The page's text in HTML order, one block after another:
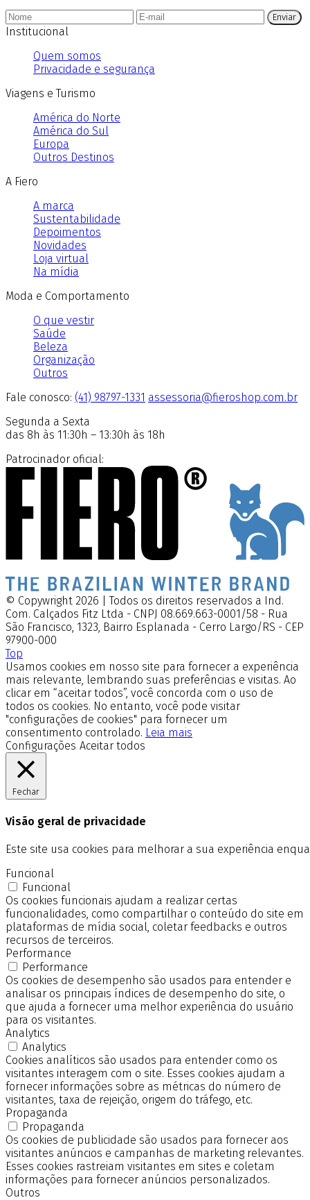
Enviar
Institucional
Quem somos
Privacidade e segurança
Viagens e Turismo
América do Norte
América do Sul
Europa
Outros Destinos
A Fiero
A marca
Sustentabilidade
Depoimentos
Novidades
Loja virtual
Na mídia
Moda e Comportamento
O que vestir
Saúde
Beleza
Organização
Outros
Fale conosco: (41) 98797-1331 assessoria@fieroshop.com.br
Segunda a Sexta
das 8h às 11:30h – 13:30h às 18h
Patrocinador oficial:
© Copywright 2026 | Todos os direitos reservados a Ind.
Com. Calçados Fitz Ltda - CNPJ 08.669.663-0001/58 - Rua
São Francisco, 1323, Bairro Esplanada - Cerro Largo/RS - CEP
97900-000
Top
Usamos cookies em nosso site para fornecer a experiência
mais relevante, lembrando suas preferências e visitas. Ao
clicar em “aceitar todos”, você concorda com o uso de
todos os cookies. No entanto, você pode visitar
"configurações de cookies" para fornecer um
consentimento controlado. Leia mais
Configurações Aceitar todos
Fechar
Visão geral de privacidade
Este site usa cookies para melhorar a sua experiência
Funcional
Funcional
Os cookies funcionais ajudam a realizar certas
funcionalidades, como compartilhar o conteúdo do site em
plataformas de mídia social, coletar feedbacks e outros
recursos de terceiros.
Performance
Performance
Os cookies de desempenho são usados para entender e
analisar os principais índices de desempenho do site, o
que ajuda a fornecer uma melhor experiência do usuário
para os visitantes.
Analytics
Analytics
Cookies analíticos são usados para entender como os
visitantes interagem com o site. Esses cookies ajudam a
fornecer informações sobre as métricas do número de
visitantes, taxa de rejeição, origem do tráfego, etc.
Propaganda
Propaganda
Os cookies de publicidade são usados para fornecer aos
visitantes anúncios e campanhas de marketing relevantes.
Esses cookies rastreiam visitantes em sites e coletam
informações para fornecer anúncios personalizados.
Outros